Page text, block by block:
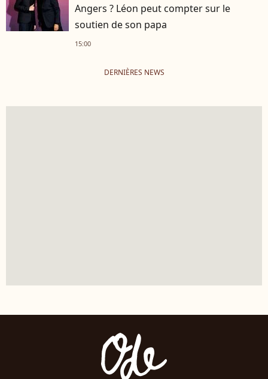
Angers ? Léon peut compter sur le
soutien de son papa
15:00
DERNIÈRES NEWS